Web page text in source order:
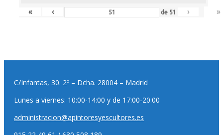
« ‹ de 51 › »
C/Infantas, 30. 2º – Dcha. 28004 – Madrid
Lunes a viernes: 10:00-14:00 y de 17:00-20:00
administracion@apintoresyescultores.es